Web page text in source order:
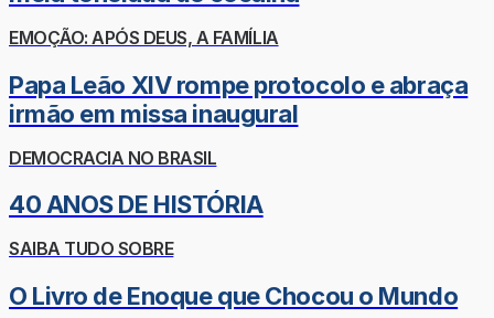
EMOÇÃO: APÓS DEUS, A FAMÍLIA
Papa Leão XIV rompe protocolo e abraça
irmão em missa inaugural
DEMOCRACIA NO BRASIL
40 ANOS DE HISTÓRIA
SAIBA TUDO SOBRE
O Livro de Enoque que Chocou o Mundo